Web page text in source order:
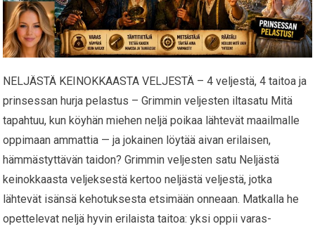
NELJÄSTÄ KEINOKKAASTA VELJESTÄ – 4 veljestä, 4 taitoa ja
prinsessan hurja pelastus – Grimmin veljesten iltasatu Mitä
tapahtuu, kun köyhän miehen neljä poikaa lähtevät maailmalle
oppimaan ammattia — ja jokainen löytää aivan erilaisen,
hämmästyttävän taidon? Grimmin veljesten satu Neljästä
keinokkaasta veljeksestä kertoo neljästä veljestä, jotka
lähtevät isänsä kehotuksesta etsimään onneaan. Matkalla he
opettelevat neljä hyvin erilaista taitoa: yksi oppii varas-